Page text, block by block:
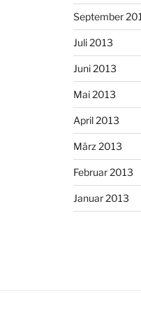
September
Juli 2013
Juni 2013
Mai 2013
April 2013
März 2013
Februar 2013
Januar 2013